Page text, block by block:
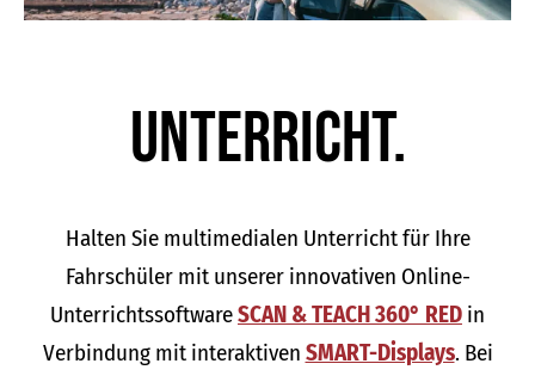
Unter­richt.
Halten Sie multimedialen Unterricht für Ihre
Fahrschüler mit unserer innovativen Online-
UnterrichtssoftwareSCAN & TEACH 360° RED in
Verbindung mit interaktiven SMART-Displays. Bei